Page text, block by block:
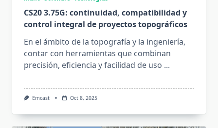
CS20 3.75G: continuidad, compatibilidad y
control integral de proyectos topográficos
En el ámbito de la topografía y la ingeniería,
contar con herramientas que combinan
precisión, eficiencia y facilidad de uso ...
Emcast Oct 8, 2025